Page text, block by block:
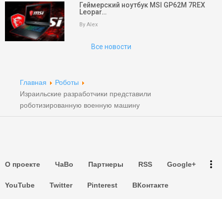
Геймерский ноутбук MSI GP62M 7REX
Leopar…
By Alex
Все новости
Главная
Роботы
Израильские разработчики представили
роботизированную военную машину
О проекте ЧаВо Партнеры RSS Google+
YouTube Twitter Pinterest ВКонтакте
more_vert
Партнеры